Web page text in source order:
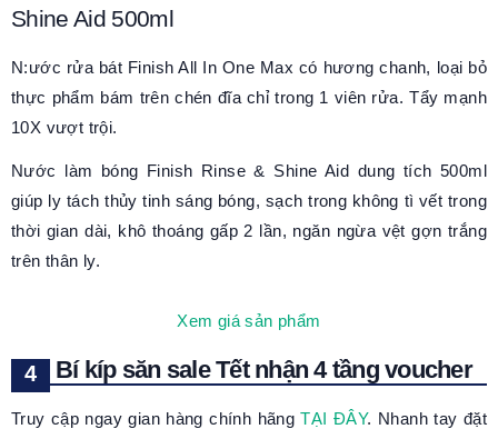
Shine Aid 500ml
N:ước rửa bát Finish All In One Max có hương chanh, loại bỏ
thực phẩm bám trên chén đĩa chỉ trong 1 viên rửa. Tẩy mạnh
10X vượt trội.
Nước làm bóng Finish Rinse & Shine Aid dung tích 500ml
giúp ly tách thủy tinh sáng bóng, sạch trong không tì vết trong
thời gian dài, khô thoáng gấp 2 lần, ngăn ngừa vệt gợn trắng
trên thân ly.
Xem giá sản phẩm
Bí kíp săn sale Tết nhận 4 tầng voucher
Truy cập ngay gian hàng chính hãngTẠI ĐÂY. Nhanh tay đặt